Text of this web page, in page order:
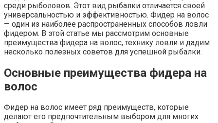
среди рыболовов. Этот вид рыбалки отличается своей
универсальностью и эффективностью. Фидер на волос
— один из наиболее распространенных способов ловли
фидером. В этой статье мы рассмотрим основные
преимущества фидера на волос, технику ловли и дадим
несколько полезных советов для успешной рыбалки.
Основные преимущества фидера на
волос
Фидер на волос имеет ряд преимуществ, которые
делают его предпочтительным выбором для многих